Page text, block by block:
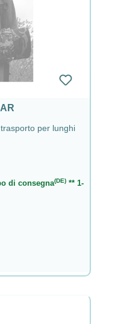
per lunghi
di consegna(DE)** 1-